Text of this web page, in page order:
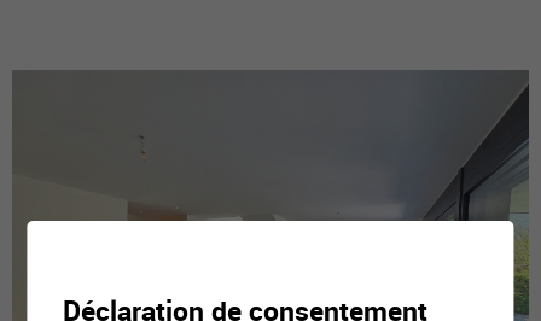
Déclaration de consentement